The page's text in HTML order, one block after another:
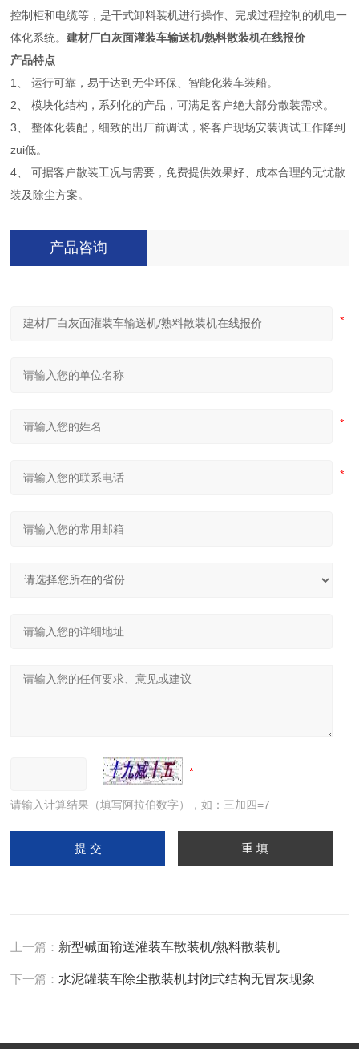
控制柜和电缆等，是干式卸料装机进行操作、完成过程控制的机电一
体化系统。建材厂白灰面灌装车输送机/熟料散装机在线报价
产品特点
1、 运行可靠，易于达到无尘环保、智能化装车装船。
2、 模块化结构，系列化的产品，可满足客户绝大部分散装需求。
3、 整体化装配，细致的出厂前调试，将客户现场安装调试工作降到
zui低。
4、 可据客户散装工况与需要，免费提供效果好、成本合理的无忧散
装及除尘方案。
产品咨询
请输入计算结果（填写阿拉伯数字），如：三加四=7
上一篇： 新型碱面输送灌装车散装机/熟料散装机
下一篇： 水泥罐装车除尘散装机封闭式结构无冒灰现象